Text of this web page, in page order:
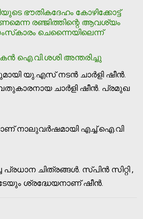
ഭൗതികദേഹം കോഴിക്കോട്ട്
രഞ്ജിത്തിന്റെ ആവശ്യം
ചെന്നൈയിലെന്ന്
ഐ.വി.ശശി അന്തരിച്ചു
യു.എസ് നടന്‍ ചാര്‍ളി ഷീന്‍.
ചാര്‍ളി ഷീന്‍. പ്രമുഖ
നാലുവര്‍ഷമായി എച്ച്.ഐ.വി
ചിത്രങ്ങള്‍. സ്പിന്‍ സിറ്റി ,
ശ്രദ്ധേയനാണ് ഷീന്‍.